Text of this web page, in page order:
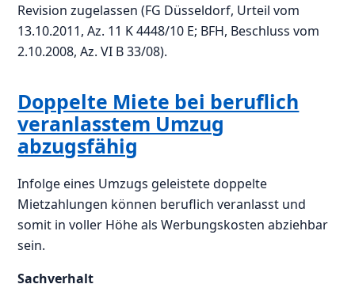
Revision zugelassen (FG Düsseldorf, Urteil vom
13.10.2011, Az. 11 K 4448/10 E; BFH, Beschluss vom
2.10.2008, Az. VI B 33/08).
Doppelte Miete bei beruflich
veranlasstem Umzug
abzugsfähig
Infolge eines Umzugs geleistete doppelte
Mietzahlungen können beruflich veranlasst und
somit in voller Höhe als Werbungskosten abziehbar
sein.
Sachverhalt